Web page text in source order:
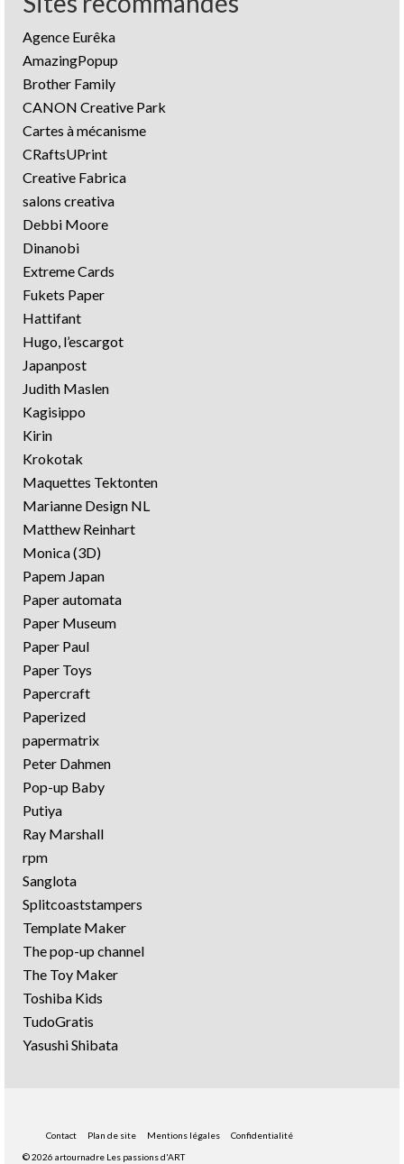
Agence Eurêka
AmazingPopup
Brother Family
CANON Creative Park
Cartes à mécanisme
CRaftsUPrint
Creative Fabrica
salons creativa
Debbi Moore
Dinanobi
Extreme Cards
Fukets Paper
Hattifant
Hugo, l’escargot
Japanpost
Judith Maslen
Kagisippo
Kirin
Krokotak
Maquettes Tektonten
Marianne Design NL
Matthew Reinhart
Monica (3D)
Papem Japan
Paper automata
Paper Museum
Paper Paul
Paper Toys
Papercraft
Paperized
papermatrix
Peter Dahmen
Pop-up Baby
Putiya
Ray Marshall
rpm
Sanglota
Splitcoaststampers
Template Maker
The pop-up channel
The Toy Maker
Toshiba Kids
TudoGratis
Yasushi Shibata
Contact Plan de site Mentions légales
Confidentialité
© 2026 artournadre Les passions d'ART